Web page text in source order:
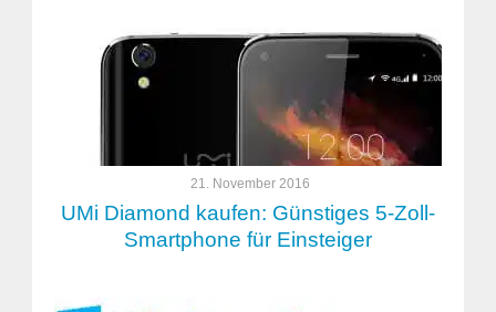
21. November 2016
UMi Diamond kaufen: Günstiges 5-Zoll-
Smartphone für Einsteiger